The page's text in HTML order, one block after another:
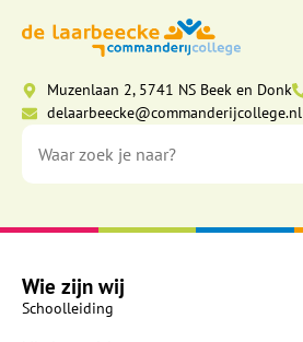
Muzenlaan 2, 5741 NS Beek en Donk
delaarbeecke@commanderijcollege.nl
Wie zijn wij
Schoolleiding